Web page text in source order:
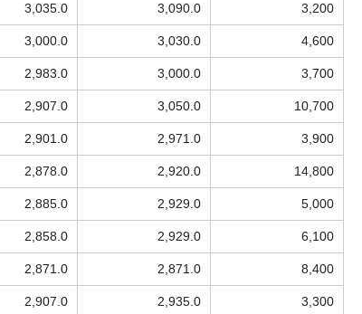
3,035.0 3,090.0 3,200
3,000.0 3,030.0 4,600
2,983.0 3,000.0 3,700
2,907.0 3,050.0 10,700
2,901.0 2,971.0 3,900
2,878.0 2,920.0 14,800
2,885.0 2,929.0 5,000
2,858.0 2,929.0 6,100
2,871.0 2,871.0 8,400
2,907.0 2,935.0 3,300